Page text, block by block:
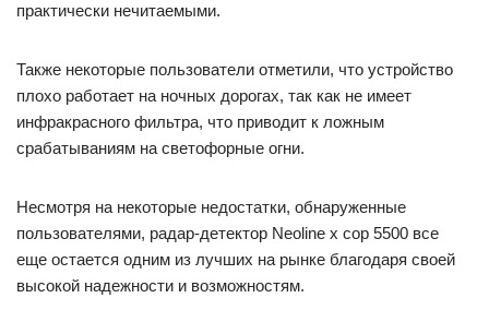
практически нечитаемыми.
Также некоторые пользователи отметили, что устройство
плохо работает на ночных дорогах, так как не имеет
инфракрасного фильтра, что приводит к ложным
срабатываниям на светофорные огни.
Несмотря на некоторые недостатки, обнаруженные
пользователями, радар-детектор Neoline x cop 5500 все
еще остается одним из лучших на рынке благодаря своей
высокой надежности и возможностям.